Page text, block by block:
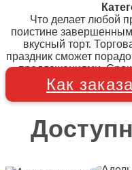
Что делает любой
поистине
вкусный торт.
праздник сможет
предложениями. Срок
Как